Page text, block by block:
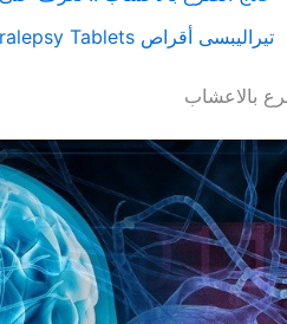
تيراليبسى أقراص Tiralepsy Tablets لعلاج الصرع ومهدئ للتشنجات
بالاعشاب